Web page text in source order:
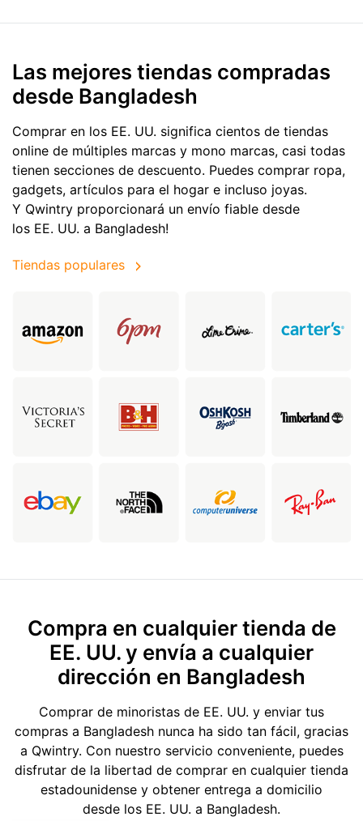
Las mejores tiendas compradas
desde Bangladesh
Comprar en los EE. UU. significa cientos de tiendas
online de múltiples marcas y mono marcas, casi todas
tienen secciones de descuento. Puedes comprar ropa,
gadgets, artículos para el hogar e incluso joyas.
Y Qwintry proporcionará un envío fiable desde
los EE. UU. a Bangladesh!
Tiendas populares
Compra en cualquier tienda de
EE. UU. y envía a cualquier
dirección en Bangladesh
Comprar de minoristas de EE. UU. y enviar tus
compras a Bangladesh nunca ha sido tan fácil, gracias
a Qwintry. Con nuestro servicio conveniente, puedes
disfrutar de la libertad de comprar en cualquier tienda
estadounidense y obtener entrega a domicilio
desde los EE. UU. a Bangladesh.